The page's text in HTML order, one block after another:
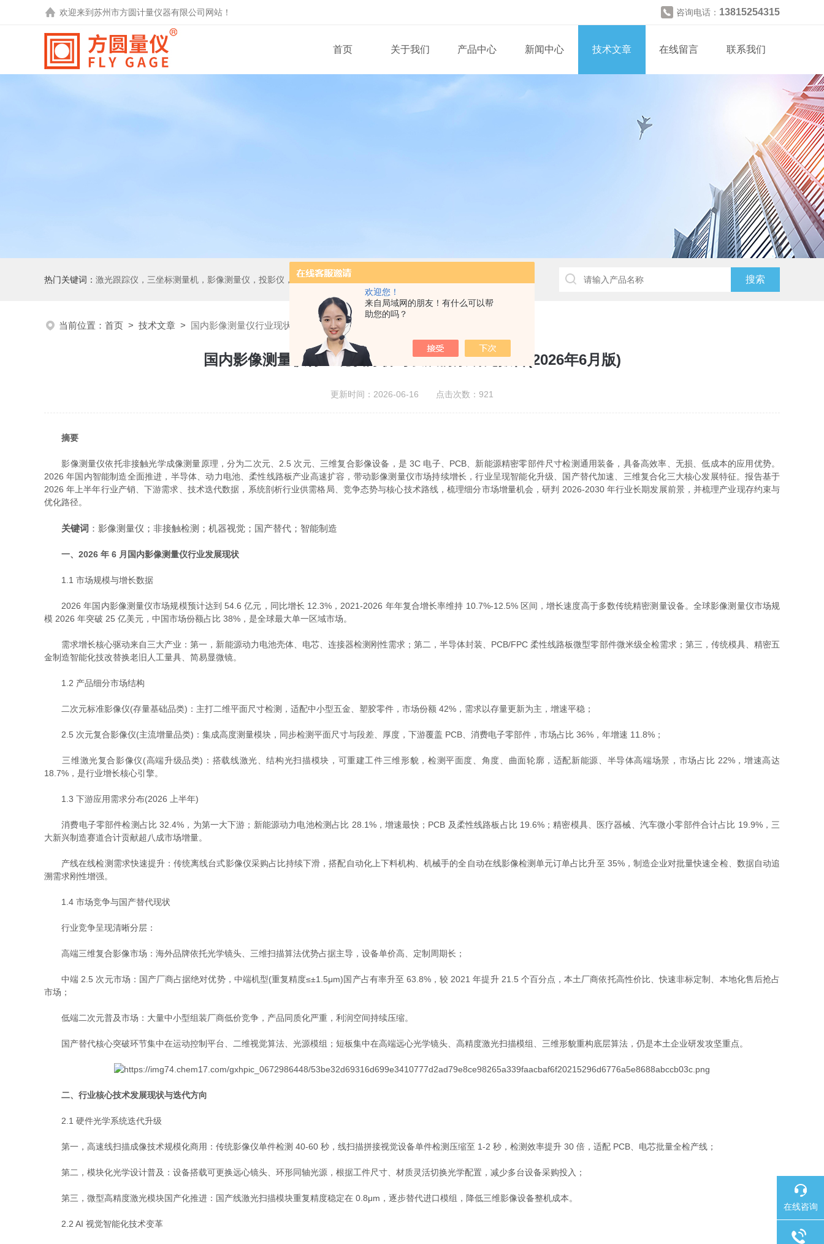
欢迎您！
来自局域网的朋友！有什么可以帮
助您的吗？
欢迎来到 苏州市方圆计量仪器有限公司 网站！ 咨询电话： 13815254315
首页 关于我们 产品中心 新闻中心 技术文章 在线留言 联系我们
热门关键词： 激光跟踪仪，三坐标测量机，影像测量仪，投影仪，工具显微镜，粗糙度仪、轮廓仪，圆度圆柱度仪，齿轮啮合仪，齿轮检测中心，测高仪，测长仪，激光测径仪，气动量仪，通用量具，硬度计，光谱分析仪，万能试验机，金相设备，内窥镜，无损检测，环境试验，表面涂装检测等精密仪器
当前位置： 首页 > 技术文章 > 国内影像测量仪行业现状分析与发展前景研究报告(2026年6月版)
国内影像测量仪行业现状分析与发展前景研究报告(2026年6月版)
更新时间：2026-06-16 点击次数：921
摘要
影像测量仪依托非接触光学成像测量原理，分为二次元、2.5 次元、三维复合影像设备，是 3C 电子、PCB、新能源精密零部件尺寸检测通用装备，具备高效率、无损、低成本的应用优势。
2026 年国内智能制造全面推进，半导体、动力电池、柔性线路板产业高速扩容，带动影像测量仪市场持续增长，行业呈现智能化升级、国产替代加速、三维复合化三大核心发展特征。报告基于
2026 年上半年行业产销、下游需求、技术迭代数据，系统剖析行业供需格局、竞争态势与核心技术路线，梳理细分市场增量机会，研判 2026-2030 年行业长期发展前景，并梳理产业现存约束与
优化路径。
关键词 ：影像测量仪；非接触检测；机器视觉；国产替代；智能制造
一、2026 年 6 月国内影像测量仪行业发展现状
1.1 市场规模与增长数据
2026 年国内影像测量仪市场规模预计达到 54.6 亿元，同比增长 12.3%，2021-2026 年年复合增长率维持 10.7%-12.5% 区间，增长速度高于多数传统精密测量设备。全球影像测量仪市场规
模 2026 年突破 25 亿美元，中国市场份额占比 38%，是全球最大单一区域市场。
需求增长核心驱动来自三大产业：第一，新能源动力电池壳体、电芯、连接器检测刚性需求；第二，半导体封装、PCB/FPC 柔性线路板微型零部件微米级全检需求；第三，传统模具、精密五
金制造智能化技改替换老旧人工量具、简易显微镜。
1.2 产品细分市场结构
二次元标准影像仪(存量基础品类)：主打二维平面尺寸检测，适配中小型五金、塑胶零件，市场份额 42%，需求以存量更新为主，增速平稳；
2.5 次元复合影像仪(主流增量品类)：集成高度测量模块，同步检测平面尺寸与段差、厚度，下游覆盖 PCB、消费电子零部件，市场占比 36%，年增速 11.8%；
三维激光复合影像仪(高端升级品类)：搭载线激光、结构光扫描模块，可重建工件三维形貌，检测平面度、角度、曲面轮廓，适配新能源、半导体高端场景，市场占比 22%，增速高达
18.7%，是行业增长核心引擎。
1.3 下游应用需求分布(2026 上半年)
消费电子零部件检测占比 32.4%，为第一大下游；新能源动力电池检测占比 28.1%，增速最快；PCB 及柔性线路板占比 19.6%；精密模具、医疗器械、汽车微小零部件合计占比 19.9%，三
大新兴制造赛道合计贡献超八成市场增量。
产线在线检测需求快速提升：传统离线台式影像仪采购占比持续下滑，搭配自动化上下料机构、机械手的全自动在线影像检测单元订单占比升至 35%，制造企业对批量快速全检、数据自动追
溯需求刚性增强。
1.4 市场竞争与国产替代现状
行业竞争呈现清晰分层：
高端三维复合影像市场：海外品牌依托光学镜头、三维扫描算法优势占据主导，设备单价高、定制周期长；
中端 2.5 次元市场：国产厂商占据绝对优势，中端机型(重复精度≤±1.5μm)国产占有率升至 63.8%，较 2021 年提升 21.5 个百分点，本土厂商依托高性价比、快速非标定制、本地化售后抢占
市场；
低端二次元普及市场：大量中小型组装厂商低价竞争，产品同质化严重，利润空间持续压缩。
国产替代核心突破环节集中在运动控制平台、二维视觉算法、光源模组；短板集中在高端远心光学镜头、高精度激光扫描模组、三维形貌重构底层算法，仍是本土企业研发攻坚重点。
二、行业核心技术发展现状与迭代方向
2.1 硬件光学系统迭代升级
第一，高速线扫描成像技术规模化商用：传统影像仪单件检测 40-60 秒，线扫描拼接视觉设备单件检测压缩至 1-2 秒，检测效率提升 30 倍，适配 PCB、电芯批量全检产线；
第二，模块化光学设计普及：设备搭载可更换远心镜头、环形同轴光源，根据工件尺寸、材质灵活切换光学配置，减少多台设备采购投入；
第三，微型高精度激光模块国产化推进：国产线激光扫描模块重复精度稳定在 0.8μm，逐步替代进口模组，降低三维影像设备整机成本。
2.2 AI 视觉智能化技术变革
在线咨询